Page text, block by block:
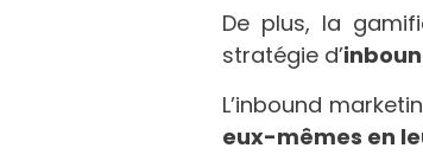
De plus, la
stratégie d’
L’inbound
eux-mêmes en